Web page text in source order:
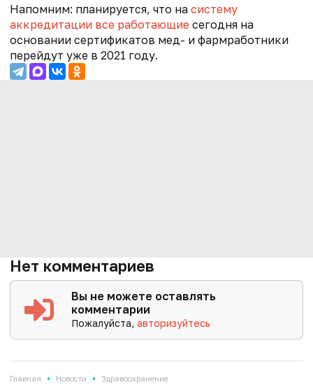
Напомним: планируется, что на систему
аккредитации все работающие сегодня на
основании сертификатов мед- и фармработники
перейдут уже в 2021 году.
Нет комментариев
Вы не можете оставлять
комментарии
Пожалуйста,авторизуйтесь
Главная • Новости • Здравоохранение